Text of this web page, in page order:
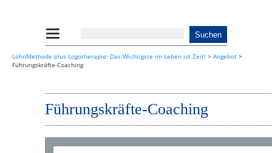
LöhnMethode plus Logotherapie: Das Wichtigste im Leben ist Zeit! > Angebot >
Führungskräfte-Coaching
Führungskräfte-Coaching